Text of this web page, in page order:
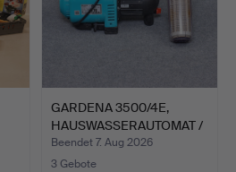
GARDENA 3500/4E,
HAUSWASSERAUTOMAT /
WASSE…
Beendet 7. Aug 2026
3 Gebote